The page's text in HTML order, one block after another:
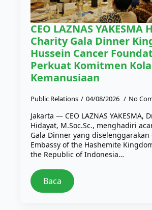
CEO LAZNAS YAKESMA
Charity Gala Dinner
Hussein Cancer
Perkuat Komitmen
Kemanusiaan
Public Relations 04/08/2026 No
Jakarta — CEO LAZNAS YAKESMA,
Hidayat, M.Soc.Sc., menghadiri
Gala Dinner yang diselenggarakan
Embassy of the Hashemite
the Republic of Indonesia…
Baca